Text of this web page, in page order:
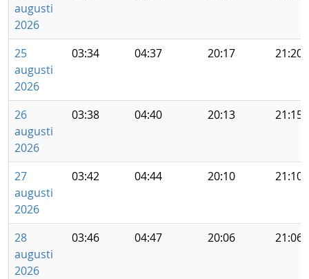
augusti
2026
25
augusti
2026
03:34 04:37 20:17 21:20
26
augusti
2026
03:38 04:40 20:13 21:15
27
augusti
2026
03:42 04:44 20:10 21:10
28
augusti
2026
03:46 04:47 20:06 21:06